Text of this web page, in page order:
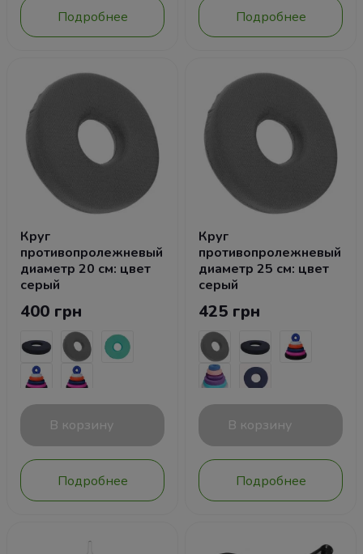
Подробнее Подробнее
Круг
противопролежневый
диаметр 20 см: цвет
серый
400 грн
В корзину
Подробнее
Круг
противопролежневый
диаметр 25 см: цвет
серый
425 грн
В корзину
Подробнее